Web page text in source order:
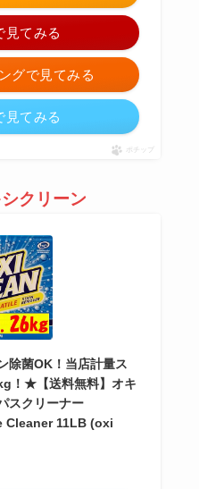
見てみる
グで見てみる
見てみる
ポチップ
クリーン
除菌OK！当店計量ス
！★【送料無料】オキ
スクリーナー
11LB (oxi